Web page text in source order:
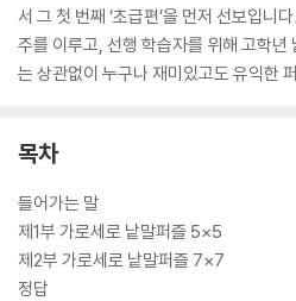
서 그 첫 번째 ‘초급편’을 먼저 선보입니
주를 이루고, 선행 학습자를 위해 고학년
는 상관없이 누구나 재미있고도 유익한
목차
들어가는 말
제1부 가로세로 낱말퍼즐 5×5
제2부 가로세로 낱말퍼즐 7×7
정답